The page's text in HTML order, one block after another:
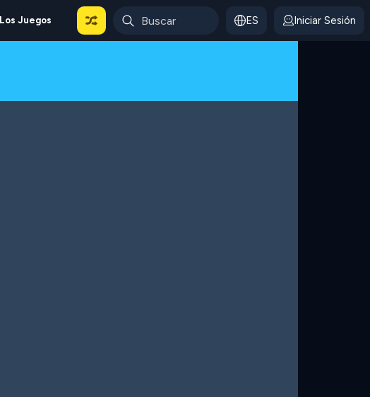
Juegos ES Iniciar Sesión